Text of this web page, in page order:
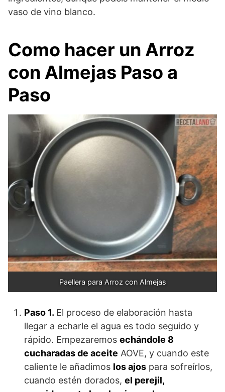
vaso de vino blanco.
Como hacer un Arroz
con Almejas Paso a
Paso
Paellera para Arroz con Almejas
Paso 1. El proceso de elaboración hasta
llegar a echarle el agua es todo seguido y
rápido. Empezaremos echándole 8
cucharadas de aceite AOVE, y cuando este
caliente le añadimos los ajos para sofreírlos,
cuando estén dorados, el perejil,